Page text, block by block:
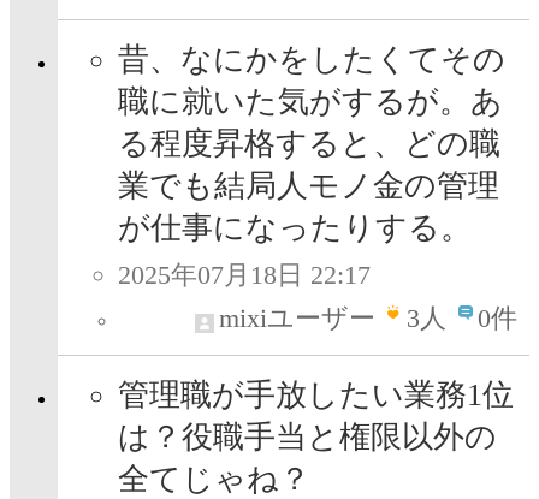
昔、なにかをしたくてその
職に就いた気がするが。あ
る程度昇格すると、どの職
業でも結局人モノ金の管理
が仕事になったりする。
2025年07月18日 22:17
mixiユーザー
3人 0件
管理職が手放したい業務1位
は？役職手当と権限以外の
全てじゃね？